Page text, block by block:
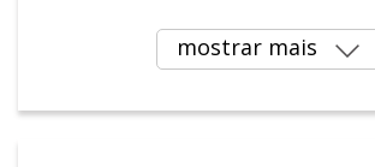
mostrar mais